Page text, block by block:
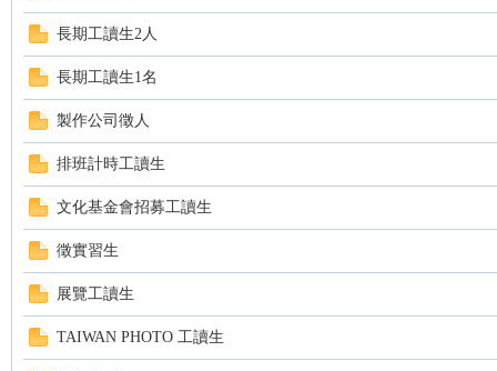
長期工讀生2人
長期工讀生1名
製作公司徵人
排班計時工讀生
文化基金會招募工讀生
徵實習生
展覽工讀生
TAIWAN PHOTO 工讀生